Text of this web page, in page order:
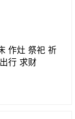
作灶 祭祀 祈
行 求财